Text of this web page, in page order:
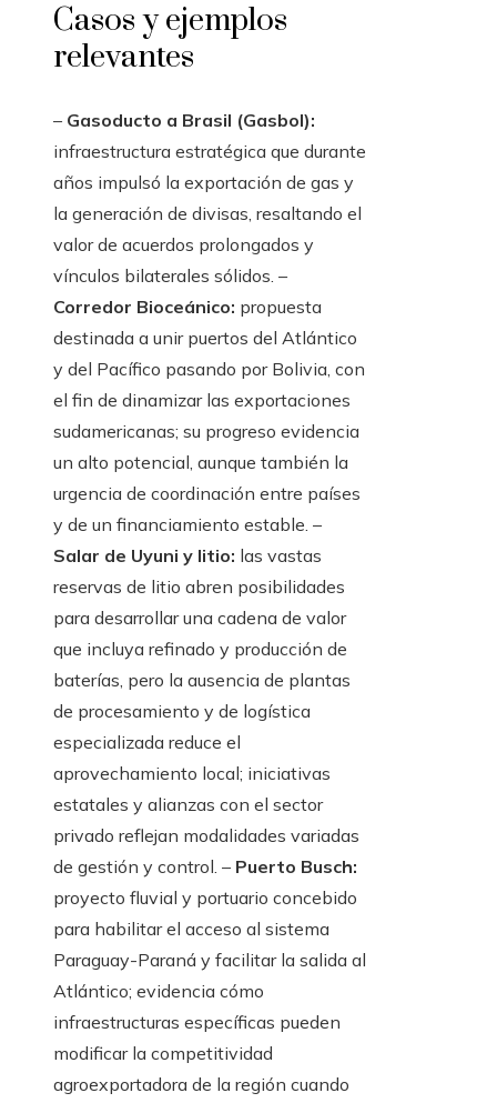
Casos y ejemplos
relevantes
– Gasoducto a Brasil (Gasbol):
infraestructura estratégica que durante
años impulsó la exportación de gas y
la generación de divisas, resaltando el
valor de acuerdos prolongados y
vínculos bilaterales sólidos. –
Corredor Bioceánico: propuesta
destinada a unir puertos del Atlántico
y del Pacífico pasando por Bolivia, con
el fin de dinamizar las exportaciones
sudamericanas; su progreso evidencia
un alto potencial, aunque también la
urgencia de coordinación entre países
y de un financiamiento estable. –
Salar de Uyuni y litio: las vastas
reservas de litio abren posibilidades
para desarrollar una cadena de valor
que incluya refinado y producción de
baterías, pero la ausencia de plantas
de procesamiento y de logística
especializada reduce el
aprovechamiento local; iniciativas
estatales y alianzas con el sector
privado reflejan modalidades variadas
de gestión y control. – Puerto Busch:
proyecto fluvial y portuario concebido
para habilitar el acceso al sistema
Paraguay-Paraná y facilitar la salida al
Atlántico; evidencia cómo
infraestructuras específicas pueden
modificar la competitividad
agroexportadora de la región cuando